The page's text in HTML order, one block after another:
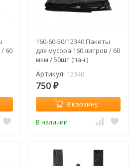
60
160-60-50/12340 Пакеты
для мусора 160 литров / 60
мкм / 50шт (пач.)
Артикул: 12340
750 ₽
В корзину
В наличии